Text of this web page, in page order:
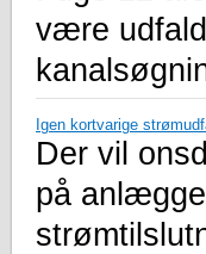
være
Igen kortvarige
Der vil
på